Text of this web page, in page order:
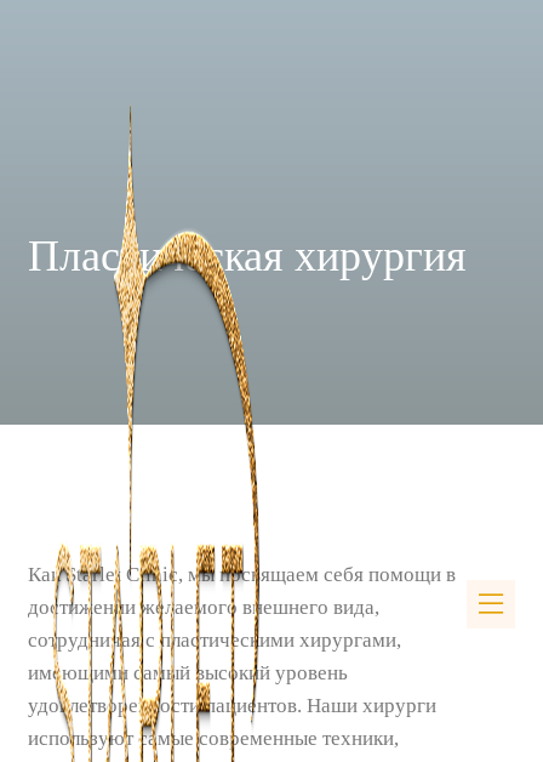
Пластическая хирургия
Как Starlet Clinic, мы посвящаем себя помощи в
достижении желаемого внешнего вида,
сотрудничая с пластическими хирургами,
имеющими самый высокий уровень
удовлетворенности пациентов. Наши хирурги
используют самые современные техники,